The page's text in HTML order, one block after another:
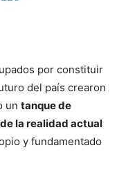
por constituir
del país crearon
un tanque de
la realidad actual
y fundamentado